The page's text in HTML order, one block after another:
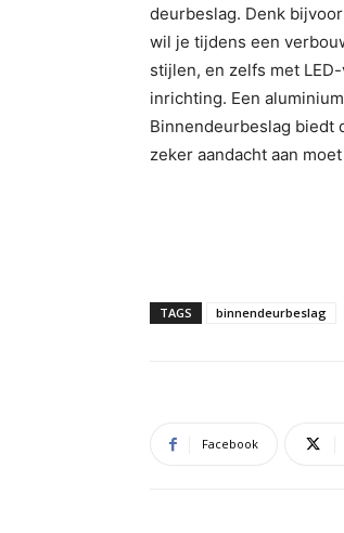
deurbeslag. Denk
wil je tijdens een
stijlen, en zelfs met
inrichting. Een
Binnendeurbeslag biedt
zeker aandacht aan
TAGS binnendeurbeslag
Facebook